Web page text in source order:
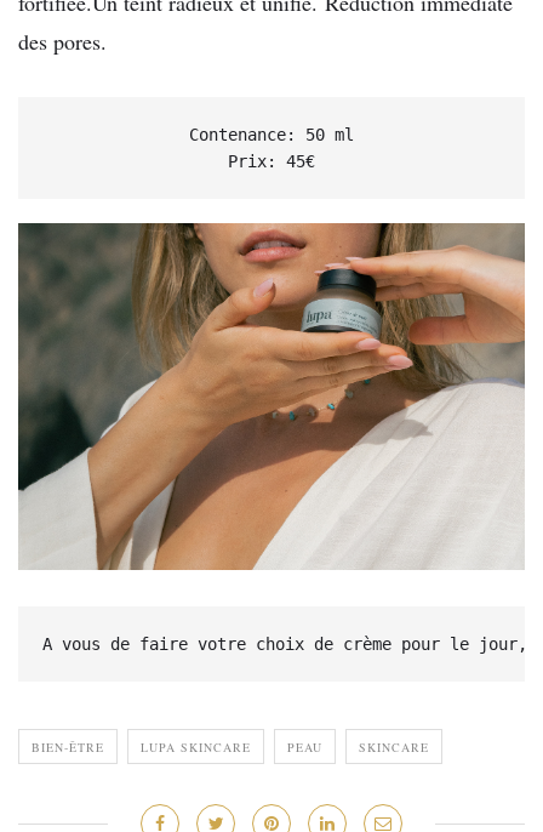
des pores.
Contenance: 50 ml
Prix: 45€
A vous de faire votre choix de crème pour le
BIEN-ÊTRE LUPA SKINCARE PEAU SKINCARE